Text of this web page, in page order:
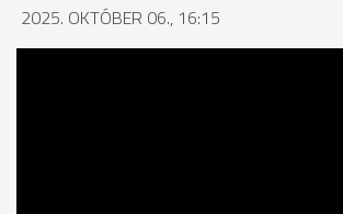
2025. OKTÓBER 06., 16:15